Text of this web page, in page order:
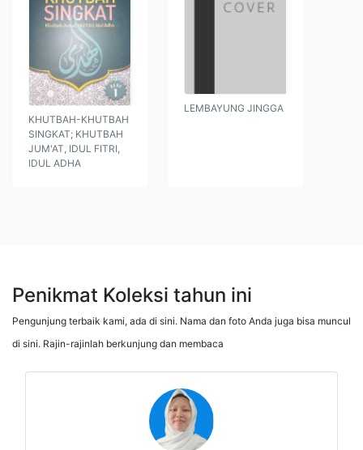
KHUTBAH-KHUTBAH
SINGKAT; KHUTBAH
JUM'AT, IDUL FITRI,
IDUL ADHA
LEMBAYUNG JINGGA
Penikmat Koleksi tahun ini
Pengunjung terbaik kami, ada di sini. Nama dan foto Anda juga bisa muncul
di sini. Rajin-rajinlah berkunjung dan membaca